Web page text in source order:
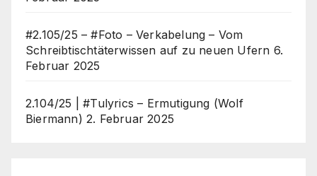
#2.105/25 – #Foto – Verkabelung – Vom
Schreibtischtäterwissen auf zu neuen Ufern 6.
Februar 2025
2.104/25 | #Tulyrics – Ermutigung (Wolf
Biermann) 2. Februar 2025